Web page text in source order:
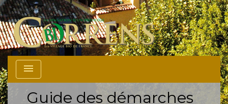
menu
Guide des démarches